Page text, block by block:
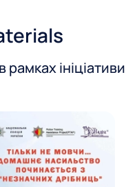
рамках ініціативи